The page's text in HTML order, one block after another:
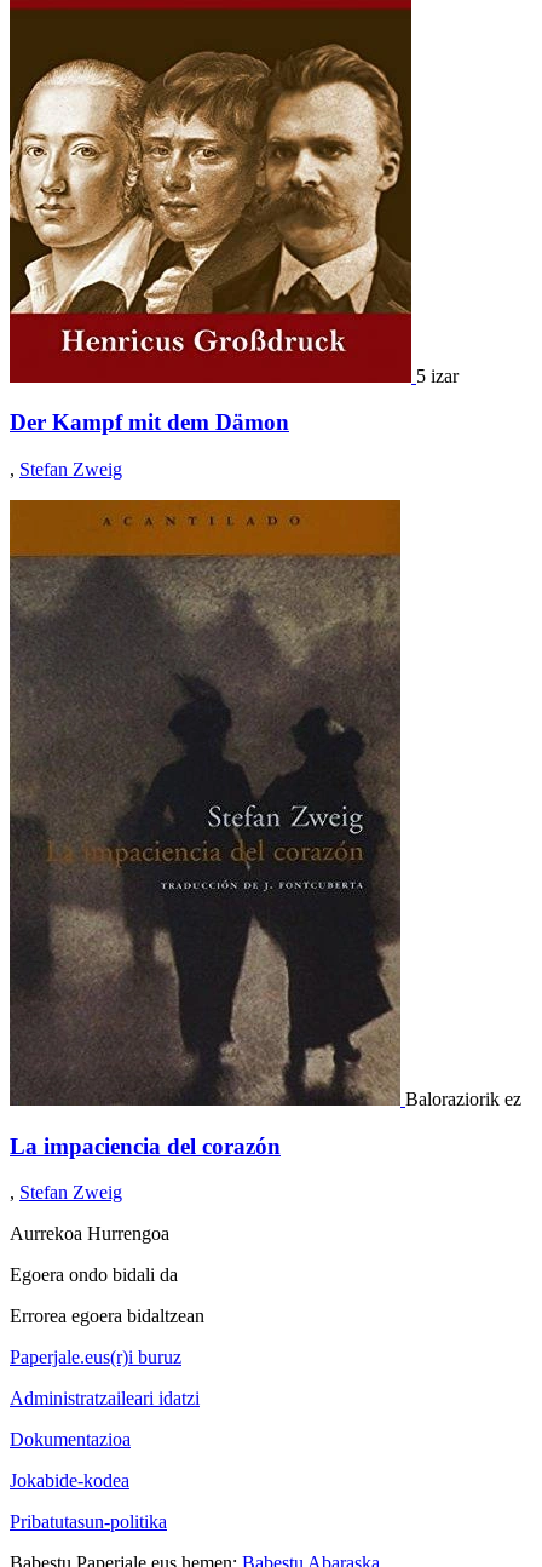
5 izar
Der Kampf mit dem Dämon
, Stefan Zweig
Baloraziorik ez
La impaciencia del corazón
, Stefan Zweig
Aurrekoa Hurrengoa
Egoera ondo bidali da
Errorea egoera bidaltzean
Paperjale.eus(r)i buruz
Administratzaileari idatzi
Dokumentazioa
Jokabide-kodea
Pribatutasun-politika